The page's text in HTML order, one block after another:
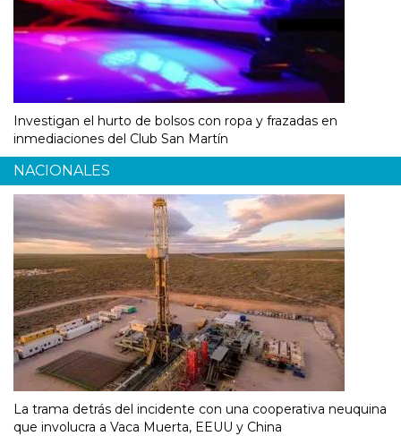
Investigan el hurto de bolsos con ropa y frazadas en
inmediaciones del Club San Martín
NACIONALES
La trama detrás del incidente con una cooperativa neuquina
que involucra a Vaca Muerta, EEUU y China